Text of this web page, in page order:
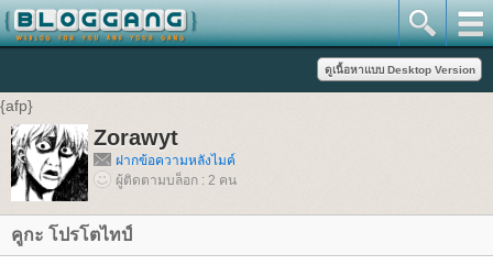
{afp}
Zorawyt
ฝากข้อความหลังไมค์
ผู้ติดตามบล็อก : 2 คน
คูกะ โปรโตไทป์